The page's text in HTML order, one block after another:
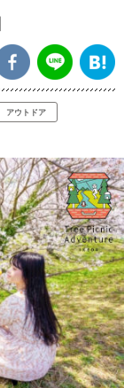
アウトドア